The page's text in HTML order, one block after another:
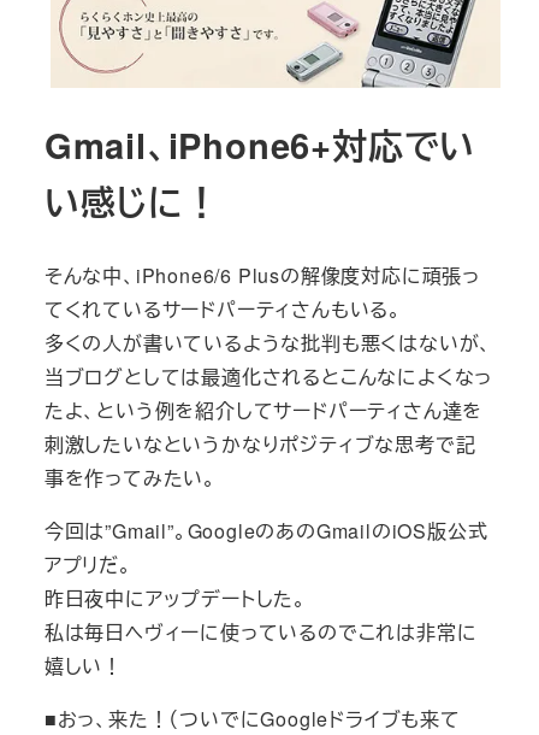
Gmail、iPhone6+対応でい
い感じに！
そんな中、iPhone6/6 Plusの解像度対応に頑張っ
てくれているサードパーティさんもいる。
多くの人が書いているような批判も悪くはないが、
当ブログとしては最適化されるとこんなによくなっ
たよ、という例を紹介してサードパーティさん達を
刺激したいなというかなりポジティブな思考で記
事を作ってみたい。
今回は”Gmail”。GoogleのあのGmailのiOS版公式
アプリだ。
昨日夜中にアップデートした。
私は毎日ヘヴィーに使っているのでこれは非常に
嬉しい！
■おっ、来た！（ついでにGoogleドライブも来て